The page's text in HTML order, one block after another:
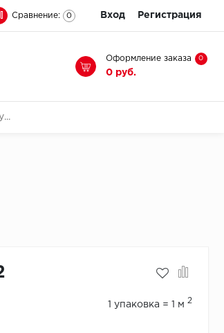
Сравнение: 0 Вход Регистрация
Оформление заказа 0
0 руб.
1 упаковка = 1 м 2